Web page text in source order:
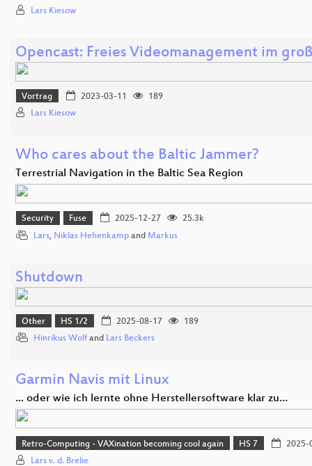
Lars Kiesow
Opencast: Freies Videomanagement im
Vortrag 2023-03-11
189
Lars Kiesow
Who cares about the Baltic Jammer?
Terrestrial Navigation in the Baltic Sea Region
Security Fuse 2025-12-27
25.3k
Lars, Niklas Hehenkamp and Markus
Shutdown
Other HS 1/2 2025-08-17
189
Hinrikus Wolf and Lars Beckers
Garmin Navis mit Linux
... oder wie ich lernte ohne Herstellersoftware klar zu…
Retro-Computing - VAXination becoming cool again HS 7
2025-
Lars v. d. Brelie